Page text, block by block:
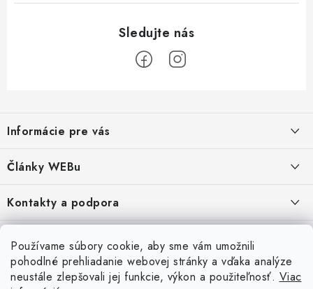
Používame súbory cookie, aby sme vám umožnili
pohodlné prehliadanie webovej stránky a vďaka analýze
neustále zlepšovali jej funkcie, výkon a použiteľnosť. Viac
p
ä
e
Informácie pre vás
Obchodné podmienky
Moja objednávka
Odstúpenie od zmluvy
Formuláre na stiahnutie
Články WEBu
Dôležité oznamy
16.6.2026
Nákup na splátky
23.10.2022
Kontakty a podpora
2.8.2022
Doprava a Platba
Servisné služby
Servis a služby pre Vás
5.3.2022
Doprava - UPS Doprava - Packeta Splátky - Home Credit